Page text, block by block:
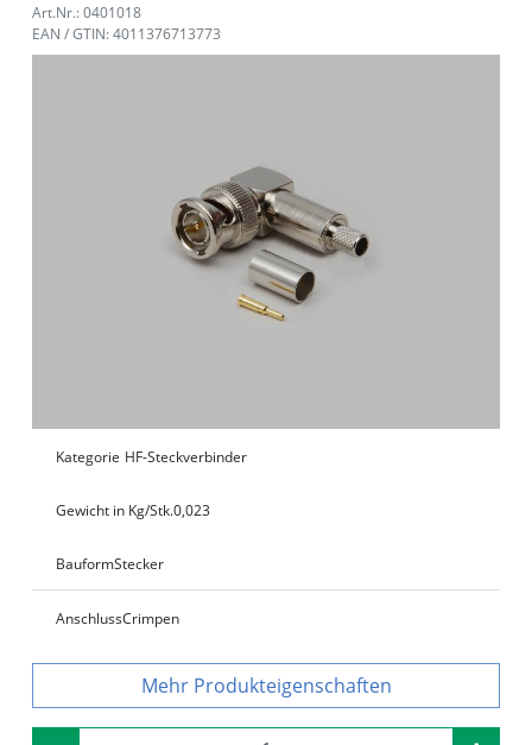
Art.Nr.: 0401018
EAN / GTIN: 4011376713773
Kategorie HF-Steckverbinder
Gewicht in Kg/Stk.0,023
BauformStecker
AnschlussCrimpen
Produkteigenschaften